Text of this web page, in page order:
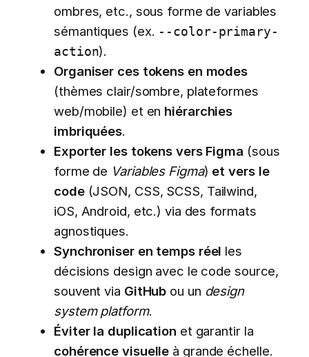
ombres, etc., sous forme de variables
sémantiques (ex. --color-primary-
action).
Organiser ces tokens en modes
(thèmes clair/sombre, plateformes
web/mobile) et en hiérarchies
imbriquées.
Exporter les tokens vers Figma (sous
forme de Variables Figma) et vers le
code(JSON, CSS, SCSS, Tailwind,
iOS, Android, etc.) via des formats
agnostiques.
Synchroniser en temps réel les
décisions design avec le code source,
souvent via GitHub ou un design
system platform.
Éviter la duplication et garantir la
cohérence visuelle à grande échelle.